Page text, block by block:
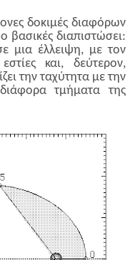
δοκιμές διαφόρων
βασικές διαπιστώσει:
μια έλλειψη, με τον
και, δεύτερον,
την ταχύτητα με την
τμήματα της